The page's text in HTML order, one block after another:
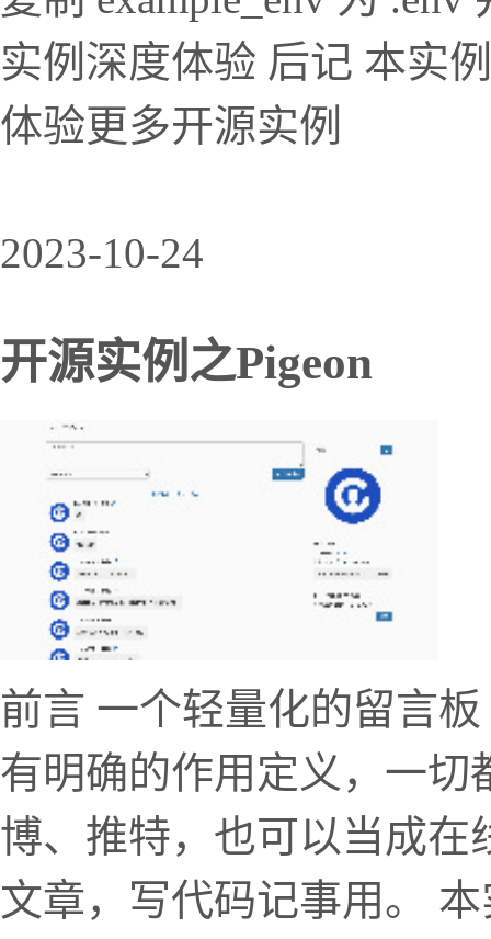
实例深度体验 后记 本实
体验更多开源实例
2023-10-24
开源实例之Pigeon
前言 一个轻量化的留言
有明确的作用定义，一切
博、推特，也可以当成在
文章，写代码记事用。